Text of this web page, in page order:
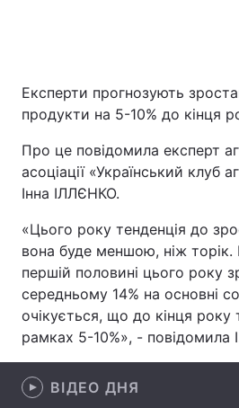
Експерти прогнозують
продукти на 5-10% до кінця
Про це повідомила експерт
асоціації «Український клуб
Інна ІЛЛЄНКО.
«Цього року тенденція до
вона буде меншою, ніж торік.
першій половині цього року
середньому 14% на основні
очікується, що до кінця року
рамках 5-10%», - повідомила
ВІДЕО ДНЯ